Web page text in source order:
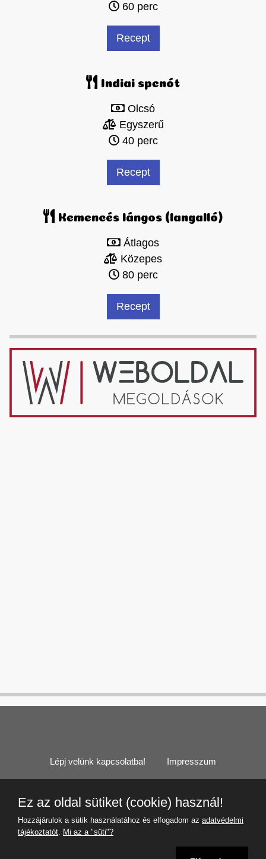
60 perc
Recept
Indiai spenót
Olcsó
Egyszerű
40 perc
Recept
Kemencés lángos (langalló)
Átlagos
Közepes
80 perc
Recept
Lépj velünk kapcsolatba! Impresszum
Adatvédelmi tájékoztató
Ez az oldal sütiket (cookie) használ!
Hozzájárulok a sütik használatához és elfogadom az adatvédelmi
tájékoztatót. Mi az a "süti"?